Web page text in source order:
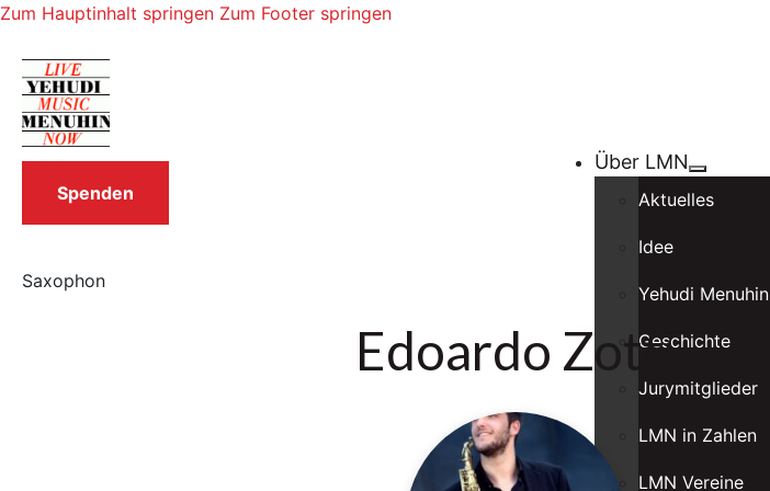
Zum Hauptinhalt springen Zum Footer springen
Über LMN
Aktuelles
Idee
Yehudi Menuhin
Geschichte
Jurymitglieder
LMN in Zahlen
LMN Vereine
Spenden
Saxophon
Edoardo Zotti